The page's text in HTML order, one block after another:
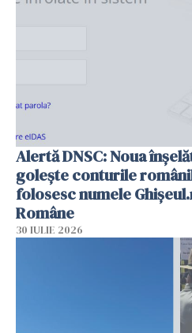
Alertă DNSC: Noua
golește conturile
folosesc numele
Române
30 IULIE 2026